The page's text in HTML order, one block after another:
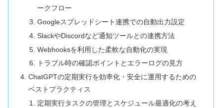
ークフロー
Googleスプレッドシート連携での自動出力設定
SlackやDiscordなど通知ツールとの連携方法
Webhooksを利用した柔軟な自動化の実現
トラブル時の確認ポイントとエラーログの見方
ChatGPTの定期実行を効率化・安全に運用するための
ベストプラクティス
定期実行タスクの管理とスケジュール最適化の考え